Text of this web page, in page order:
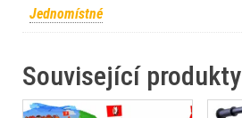
Jednomístné
Související produkty